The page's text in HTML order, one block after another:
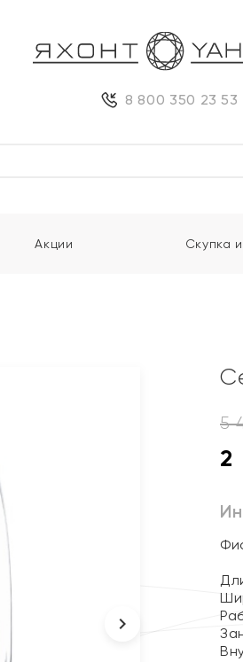
8 800 350 23 53
Акции Скупка
5
2